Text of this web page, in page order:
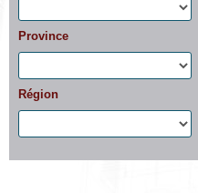
Province
Région